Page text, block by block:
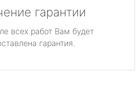
гарантии
всех работ Вам будет
гарантия.